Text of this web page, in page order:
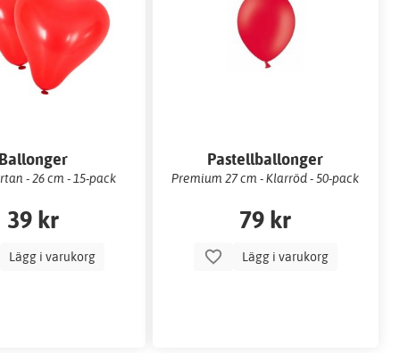
- 26 cm - 15-pack
39 kr
Lägg i varukorg
Pastellballonger
Premium 27 cm - Klarröd - 50-pack
79 kr
Lägg i varukorg